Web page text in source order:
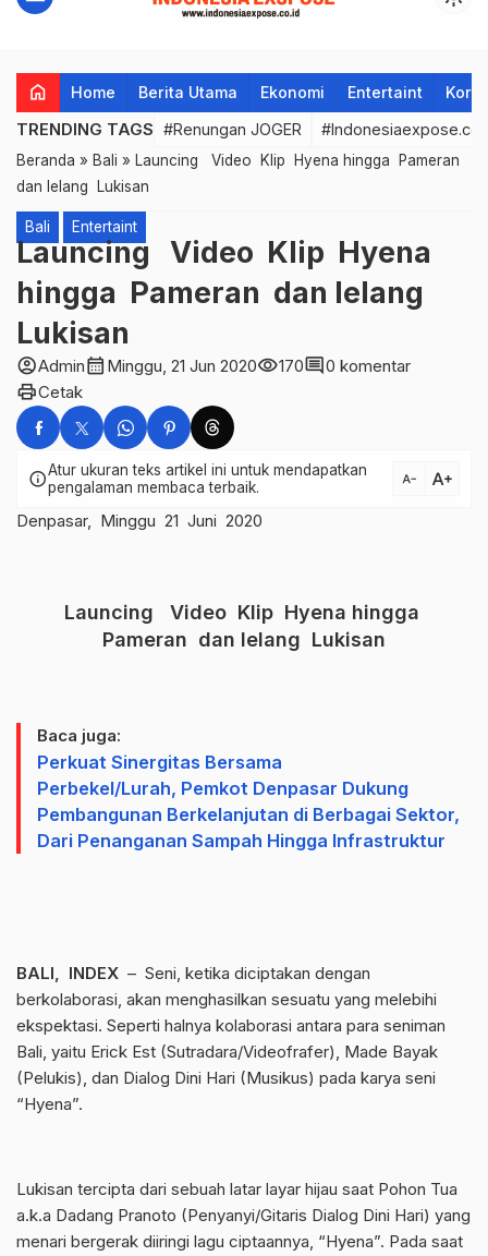
home Home Berita Utama Ekonomi Entertaint
TRENDING TAGS #Renungan JOGER
Beranda » Bali » Launcing Video Klip Hyena hingga Pameran
dan lelang Lukisan
Bali Entertaint
Launcing Video Klip Hyena
hingga Pameran dan lelang
Lukisan
account_circleAdmincalendar_month Minggu, 21 Jun 2020visibility170comment0 komentar
printCetak
infoAtur ukuran teks artikel ini untuk mendapatkan
pengalaman membaca terbaik.
text_decrease text_increase
Denpasar, Minggu 21 Juni 2020
Launcing Video Klip Hyena hingga
Pameran dan lelang Lukisan
Baca juga:
Perkuat Sinergitas Bersama
Perbekel/Lurah, Pemkot Denpasar Dukung
Pembangunan Berkelanjutan di Berbagai Sektor,
Dari Penanganan Sampah Hingga Infrastruktur
BALI, INDEX – Seni, ketika diciptakan dengan
berkolaborasi, akan menghasilkan sesuatu yang melebihi
ekspektasi. Seperti halnya kolaborasi antara para seniman
Bali, yaitu Erick Est (Sutradara/Videofrafer), Made Bayak
(Pelukis), dan Dialog Dini Hari (Musikus) pada karya seni
“Hyena”.
Lukisan tercipta dari sebuah latar layar hijau saat Pohon Tua
a.k.a Dadang Pranoto (Penyanyi/Gitaris Dialog Dini Hari) yang
menari bergerak diiringi lagu ciptaannya, “Hyena”. Pada saat